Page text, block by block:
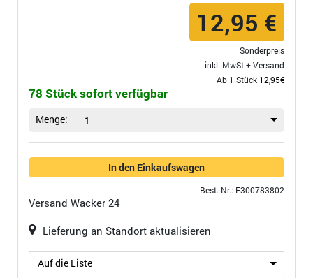
12,95 €
Sonderpreis
inkl. MwSt +Versand
Ab 1 Stück 12,95€
78 Stück sofort verfügbar
Menge: 1
In den Einkaufswagen
Best.-Nr.: E300783802
Versand Wacker 24
Lieferung an Standort aktualisieren
Auf die Liste